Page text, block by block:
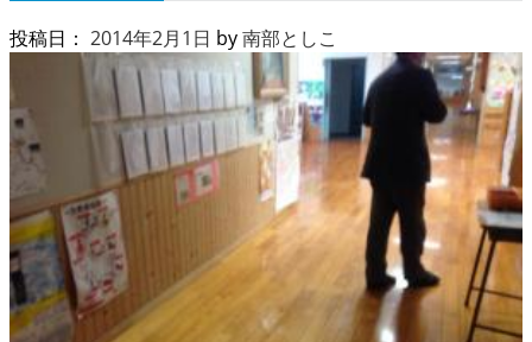
投稿日： 2014年2月1日 by南部としこ